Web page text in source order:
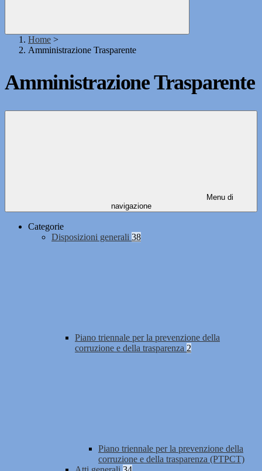
Home >
Amministrazione Trasparente
Amministrazione Trasparente
Menu di
navigazione
Categorie
Disposizioni generali 38
Piano triennale per la prevenzione della
corruzione e della trasparenza 2
Piano triennale per la prevenzione della
corruzione e della trasparenza (PTPCT)